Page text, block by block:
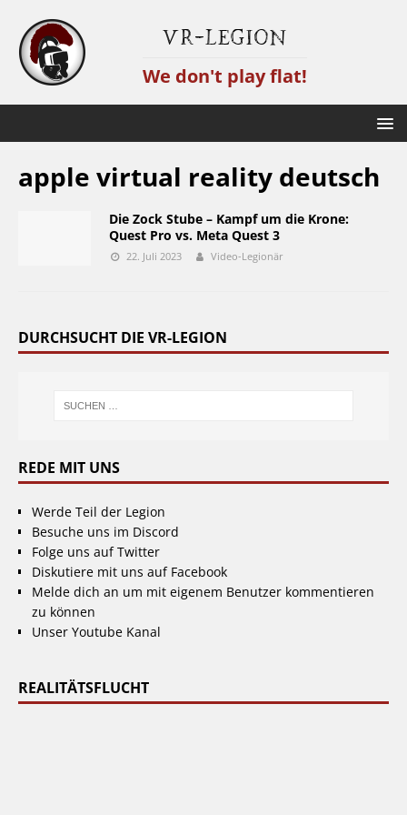
VR-Legion
We don't play flat!
apple virtual reality deutsch
Die Zock Stube – Kampf um die Krone:
Quest Pro vs. Meta Quest 3
22. Juli 2023 Video-Legionär
DURCHSUCHT DIE VR-LEGION
REDE MIT UNS
Werde Teil der Legion
Besuche uns im Discord
Folge uns auf Twitter
Diskutiere mit uns auf Facebook
Melde dich an um mit eigenem Benutzer kommentieren
zu können
Unser Youtube Kanal
REALITÄTSFLUCHT